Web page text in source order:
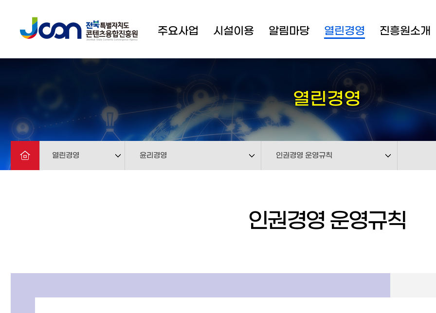
주요사업 시설이용 알림마당 열린경영 진흥원소개
열린경영
열린경영 윤리경영 인권경영 운영규칙
인권경영 운영규칙